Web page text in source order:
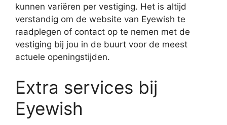
kunnen variëren per vestiging. Het is altijd
verstandig om de website van Eyewish te
raadplegen of contact op te nemen met de
vestiging bij jou in de buurt voor de meest
actuele openingstijden.
Extra services bij
Eyewish